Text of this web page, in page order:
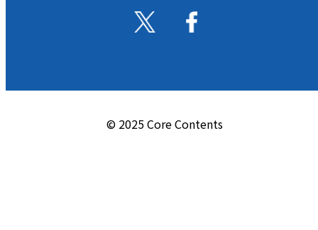
© 2025 Core Contents